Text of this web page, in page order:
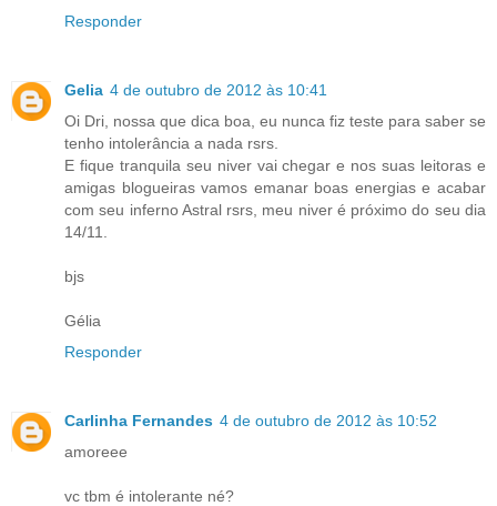
Responder
Gelia 4 de outubro de 2012 às 10:41
Oi Dri, nossa que dica boa, eu nunca fiz teste para saber se
tenho intolerância a nada rsrs.
E fique tranquila seu niver vai chegar e nos suas leitoras e
amigas blogueiras vamos emanar boas energias e acabar
com seu inferno Astral rsrs, meu niver é próximo do seu dia
14/11.
bjs
Gélia
Responder
Carlinha Fernandes 4 de outubro de 2012 às 10:52
amoreee
vc tbm é intolerante né?